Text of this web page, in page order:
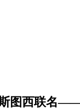
图西联名